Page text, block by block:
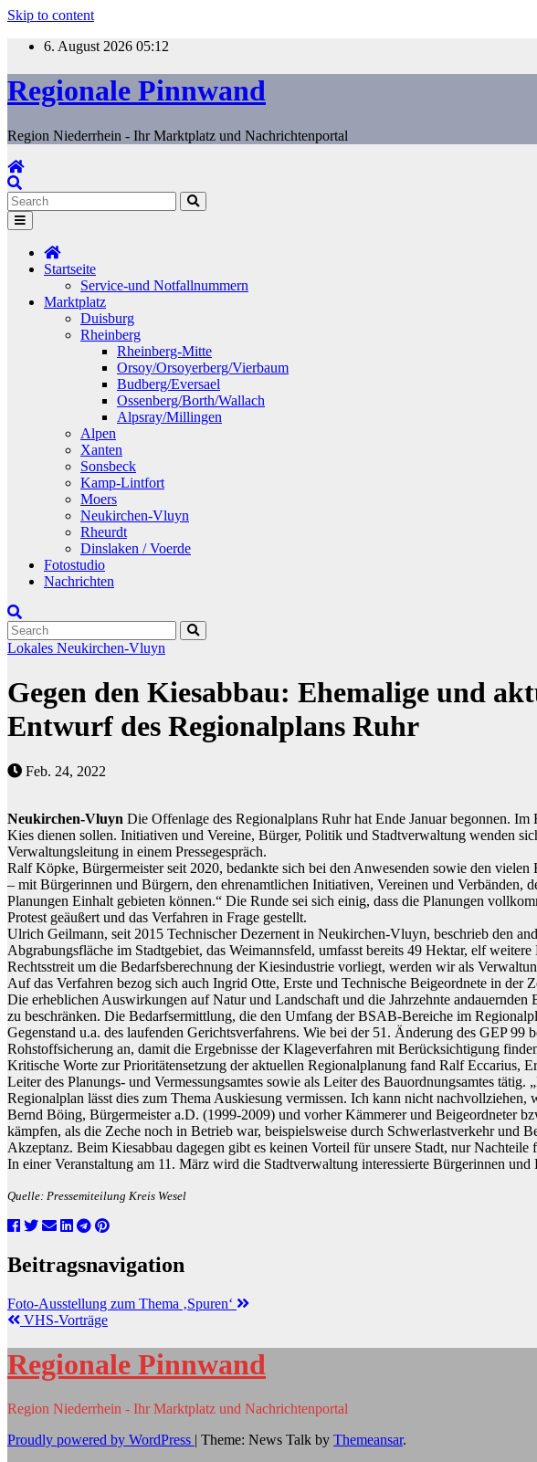
Skip to content
6. August 2026 05:12
Regionale Pinnwand
Region Niederrhein - Ihr Marktplatz und Nachrichtenportal
Startseite
Service-und Notfallnummern
Marktplatz
Duisburg
Rheinberg
Rheinberg-Mitte
Orsoy/Orsoyerberg/Vierbaum
Budberg/Eversael
Ossenberg/Borth/Wallach
Alpsray/Millingen
Alpen
Xanten
Sonsbeck
Kamp-Lintfort
Moers
Neukirchen-Vluyn
Rheurdt
Dinslaken / Voerde
Fotostudio
Nachrichten
Lokales Neukirchen-Vluyn
Gegen den Kiesabbau: Ehemalige und
Entwurf des Regionalplans Ruhr
Feb. 24, 2022
Neukirchen-Vluyn Die Offenlage des Regionalplans Ruhr hat Ende Januar begonnen.
Kies dienen sollen. Initiativen und Vereine, Bürger, Politik und Stadtverwaltung wenden
Verwaltungsleitung in einem Pressegespräch.
Ralf Köpke, Bürgermeister seit 2020, bedankte sich bei den Anwesenden sowie den
– mit Bürgerinnen und Bürgern, den ehrenamtlichen Initiativen, Vereinen und Verbänden,
Planungen Einhalt gebieten können.“ Die Runde sei sich einig, dass die Planungen
Protest geäußert und das Verfahren in Frage gestellt.
Ulrich Geilmann, seit 2015 Technischer Dezernent in Neukirchen-Vluyn, beschrieb den
Abgrabungsfläche im Stadtgebiet, das Weimannsfeld, umfasst bereits 49 Hektar, elf
Rechtsstreit um die Bedarfsberechnung der Kiesindustrie vorliegt, werden wir als
Auf das Verfahren bezog sich auch Ingrid Otte, Erste und Technische Beigeordnete in
Die erheblichen Auswirkungen auf Natur und Landschaft und die Jahrzehnte
zu beschränken. Die Bedarfsermittlung, die den Umfang der BSAB-Bereiche im
Gegenstand u.a. des laufenden Gerichtsverfahrens. Wie bei der 51. Änderung des GEP
Rohstoffsicherung an, damit die Ergebnisse der Klageverfahren mit Berücksichtigung
Kritische Worte zur Prioritätensetzung der aktuellen Regionalplanung fand Ralf Eccarius,
Leiter des Planungs- und Vermessungsamtes sowie als Leiter des Bauordnungsamtes
Regionalplan lässt dies zum Thema Auskiesung vermissen. Ich kann nicht
Bernd Böing, Bürgermeister a.D. (1999-2009) und vorher Kämmerer und Beigeordneter
kämpfen, als die Zeche noch in Betrieb war, beispielsweise durch Schwerlastverkehr und
Akzeptanz. Beim Kiesabbau dagegen gibt es keinen Vorteil für unsere Stadt, nur
In einer Veranstaltung am 11. März wird die Stadtverwaltung interessierte Bürgerinnen
Quelle: Pressemiteilung Kreis Wesel
Beitragsnavigation
Foto-Ausstellung zum Thema ‚Spuren‘
VHS-Vorträge
Regionale Pinnwand
Region Niederrhein - Ihr Marktplatz und Nachrichtenportal
Proudly powered by WordPress | Theme: News Talk by Themeansar.